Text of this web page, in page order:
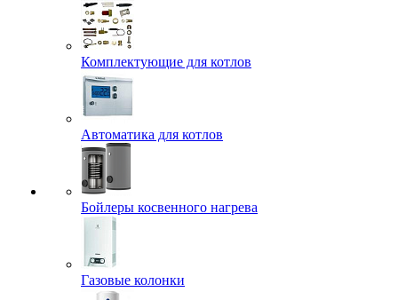
Комплектующие для котлов
Автоматика для котлов
Бойлеры косвенного нагрева
Газовые колонки